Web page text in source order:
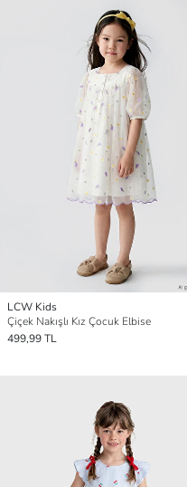
LCW Kids
Çiçek Nakışlı Kız Çocuk Elbise
499,99 TL